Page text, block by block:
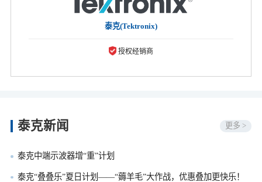
泰克(Tektronix)
授权经销商
泰克新闻 更多 >
泰克中端示波器增“重”计划
泰克“叠叠乐”夏日计划——“薅羊毛”大作战，优惠叠加更快乐！